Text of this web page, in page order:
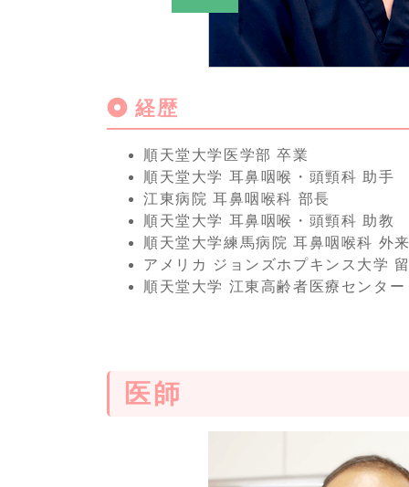
経歴
順天堂大学医学部 卒業
順天堂大学 耳鼻咽喉・頭頸科 助手
江東病院 耳鼻咽喉科 部長
順天堂大学 耳鼻咽喉・頭頸科 助教
順天堂大学練馬病院 耳鼻咽喉科 外
アメリカ ジョンズホプキンス大学
順天堂大学 江東高齢者医療センタ
医師